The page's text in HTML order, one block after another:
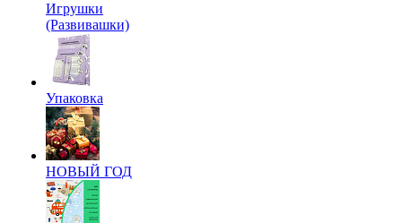
Игрушки
(Развивашки)
Упаковка
НОВЫЙ ГОД